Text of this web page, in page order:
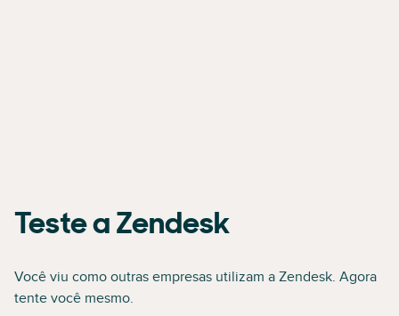
Teste a Zendesk
Você viu como outras empresas utilizam a Zendesk. Agora
tente você mesmo.